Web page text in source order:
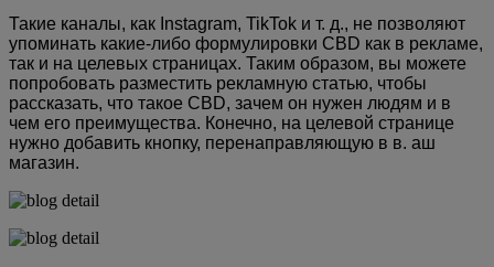
Такие каналы, как Instagram, TikTok и т. д., не позволяют
упоминать какие-либо формулировки CBD как в рекламе,
так и на целевых страницах. Таким образом, вы можете
попробовать разместить рекламную статью, чтобы
рассказать, что такое CBD, зачем он нужен людям и в
чем его преимущества. Конечно, на целевой странице
нужно добавить кнопку, перенаправляющую в в. аш
магазин.